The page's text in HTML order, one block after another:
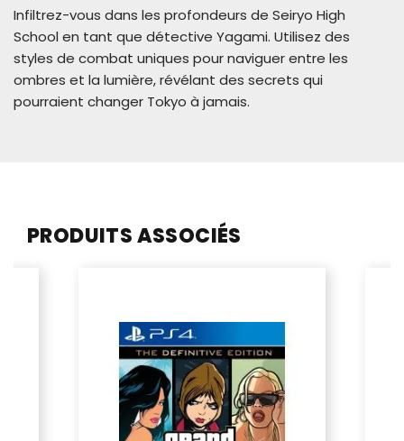
Infiltrez-vous dans les profondeurs de Seiryo High
School en tant que détective Yagami. Utilisez des
styles de combat uniques pour naviguer entre les
ombres et la lumière, révélant des secrets qui
pourraient changer Tokyo à jamais.
PRODUITS ASSOCIÉS